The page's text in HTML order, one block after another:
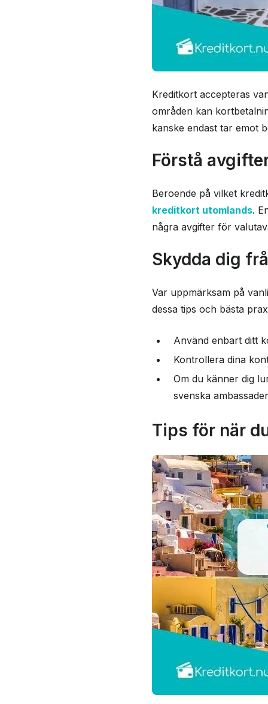
Kreditkort accepteras
områden kan
kanske endast tar emot
Förstå
Beroende på vilket
kreditkort utomlands.
några avgifter för
Skydda dig
Var uppmärksam på
dessa tips och bästa
Använd enbart ditt
Kontrollera dina
Om du känner dig
svenska
Tips för när